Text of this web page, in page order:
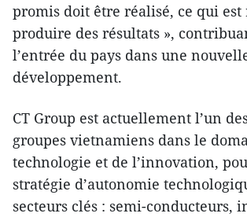
promis doit être réalisé, ce qui
produire des résultats »,
l’entrée du pays dans une
développement.
CT Group est actuellement l’un
groupes vietnamiens dans le
technologie et de l’innovation,
stratégie d’autonomie
secteurs clés : semi-conducteurs,